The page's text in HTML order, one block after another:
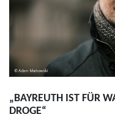
„BAYREUTH IST FÜR
DROGE“